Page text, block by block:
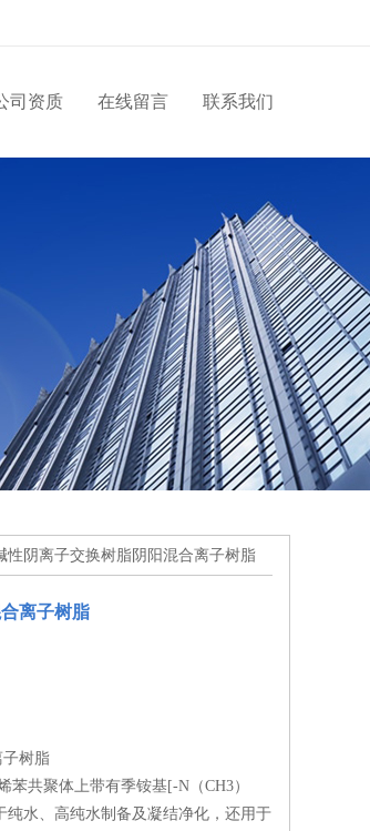
司资质 在线留言 联系我们
性阴离子交换树脂阴阳混合离子树脂
离子树脂
树脂
苯共聚体上带有季铵基[-N（CH3）
纯水、高纯水制备及凝结净化，还用于